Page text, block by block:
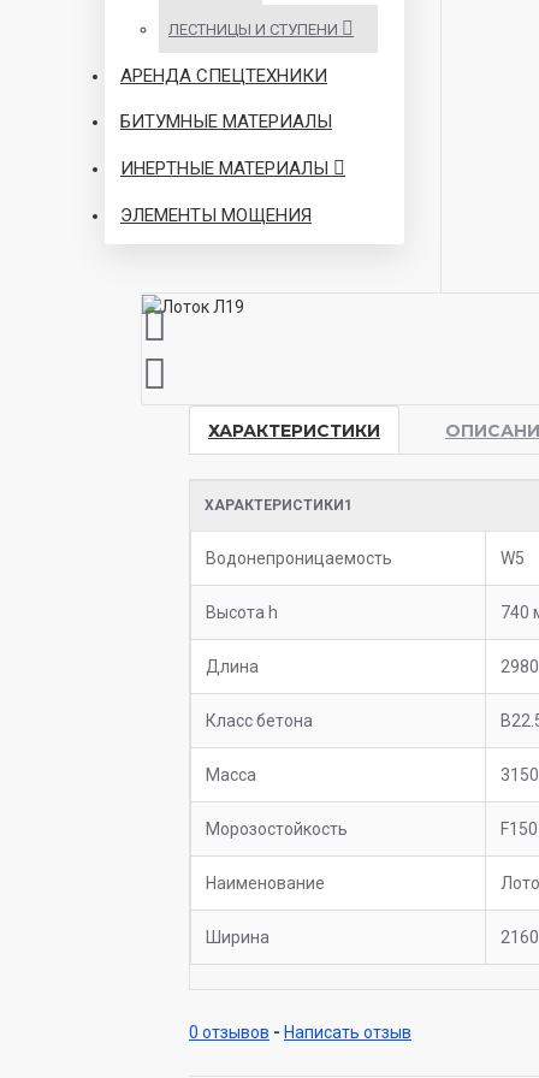
ЛЕСТНИЦЫ И СТУПЕНИ
АРЕНДА СПЕЦТЕХНИКИ
БИТУМНЫЕ МАТЕРИАЛЫ
ИНЕРТНЫЕ МАТЕРИАЛЫ
ЭЛЕМЕНТЫ МОЩЕНИЯ
ХАРАКТЕРИСТИКИ
ХАРАКТЕРИСТИКИ1
Водонепроницаемость W5
Высота h 740
Длина
Класс бетона
Масса
Морозостойкость F150
Наименование
Ширина
0 отзывов - Написать отзыв